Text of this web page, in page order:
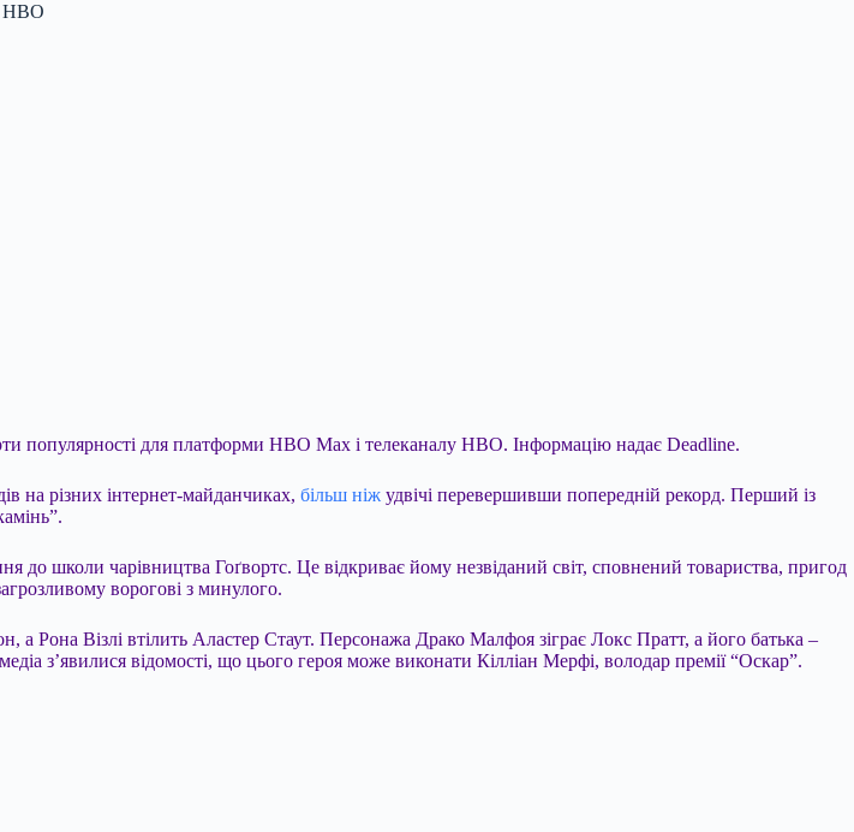
HBO
популярності для платформи HBO Max і телеканалу HBO. Інформацію надає Deadline.
на різних інтернет-майданчиках, більш ніж удвічі перевершивши попередній рекорд. Перший із
школи чарівництва Гоґвортс. Це відкриває йому незвіданий світ, сповнений товариства, пригод
ворогові з минулого.
Рона Візлі втілить Аластер Стаут. Персонажа Драко Малфоя зіграє Локс Пратт, а його батька –
з’явилися відомості, що цього героя може виконати Кілліан Мерфі, володар премії “Оскар”.